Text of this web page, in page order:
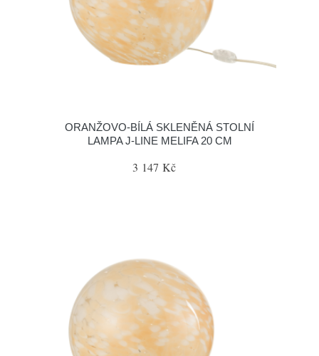
ORANŽOVO-BÍLÁ SKLENĚNÁ STOLNÍ
LAMPA J-LINE MELIFA 20 CM
3 147 Kč